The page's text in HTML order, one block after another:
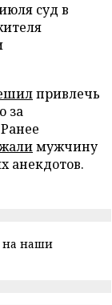
суд в
привлечь
за
мужчину
анекдотов.
на наши